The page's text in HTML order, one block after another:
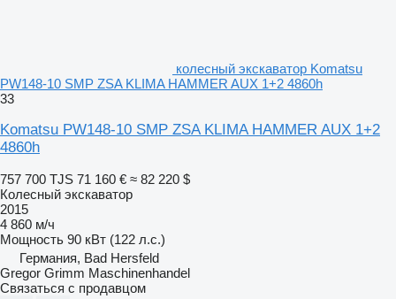
колесный экскаватор Komatsu
PW148-10 SMP ZSA KLIMA HAMMER AUX 1+2 4860h
33
Komatsu PW148-10 SMP ZSA KLIMA HAMMER AUX 1+2
4860h
757 700 TJS 71 160 € ≈ 82 220 $
Колесный экскаватор
2015
4 860 м/ч
Мощность 90 кВт (122 л.с.)
Германия, Bad Hersfeld
Gregor Grimm Maschinenhandel
Связаться с продавцом